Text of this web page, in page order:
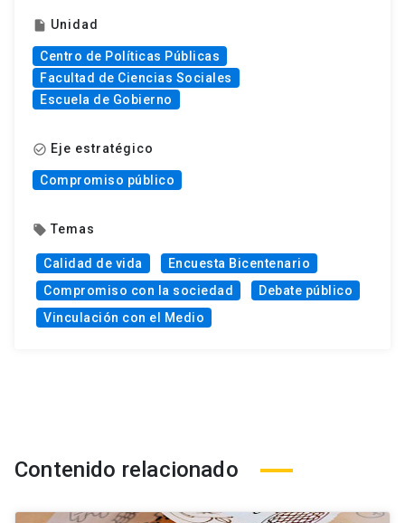
insert_drive_file Unidad
Centro de Políticas Públicas
Facultad de Ciencias Sociales
Escuela de Gobierno
check_circle_outline Eje estratégico
Compromiso público
local_offer Temas
Calidad de vida
Encuesta Bicentenario
Compromiso con la sociedad
Debate público
Vinculación con el Medio
Contenido relacionado